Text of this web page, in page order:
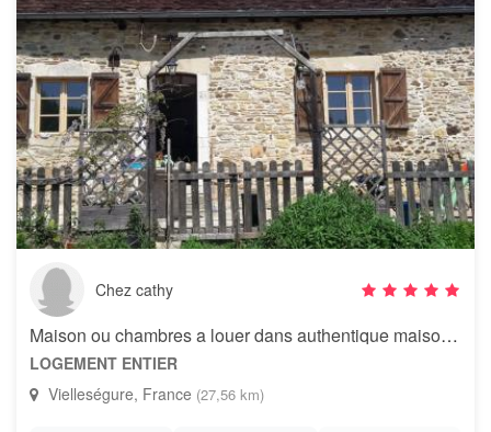
Chez cathy
Maison ou chambres a louer dans authentique maison béarnaise
LOGEMENT ENTIER
Vielleségure, France (27,56 km)